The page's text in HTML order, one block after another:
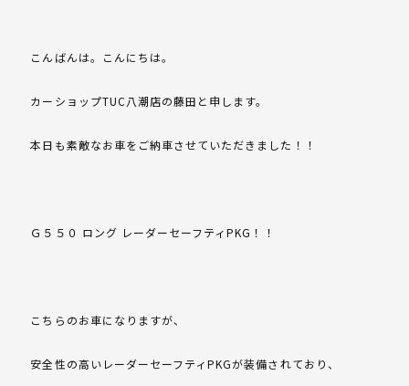
こんばんは。こんにちは。
カーショップTUC八潮店の藤田と申します。
本日も素敵なお車をご納車させていただきました！！
Ｇ５５０ ロング レーダーセーフティPKG！！
こちらのお車になりますが、
安全性の高いレーダーセーフティPKGが装備されており、